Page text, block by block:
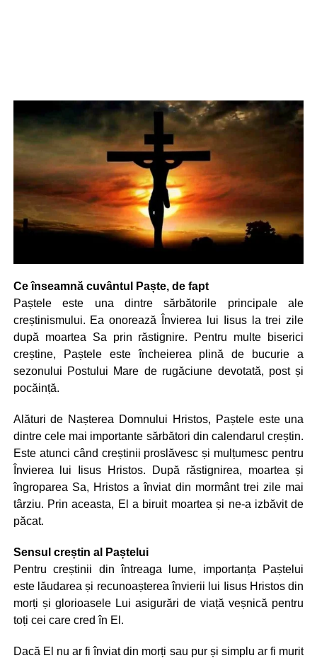
Ce înseamnă cuvântul Paște, de fapt
Paștele este una dintre sărbătorile principale ale
creștinismului. Ea onorează Învierea lui Iisus la trei zile
după moartea Sa prin răstignire. Pentru multe biserici
creștine, Paștele este încheierea plină de bucurie a
sezonului Postului Mare de rugăciune devotată, post și
pocăință.
Alături de Nașterea Domnului Hristos, Paștele este una
dintre cele mai importante sărbători din calendarul creștin.
Este atunci când creștinii proslăvesc și mulțumesc pentru
Învierea lui Iisus Hristos. După răstignirea, moartea și
îngroparea Sa, Hristos a înviat din mormânt trei zile mai
târziu. Prin aceasta, El a biruit moartea și ne-a izbăvit de
păcat.
Sensul creștin al Paștelui
Pentru creștinii din întreaga lume, importanța Paștelui
este lăudarea și recunoașterea învierii lui Iisus Hristos din
morți și glorioasele Lui asigurări de viață veșnică pentru
toți cei care cred în El.
Dacă El nu ar fi înviat din morți sau pur și simplu ar fi murit